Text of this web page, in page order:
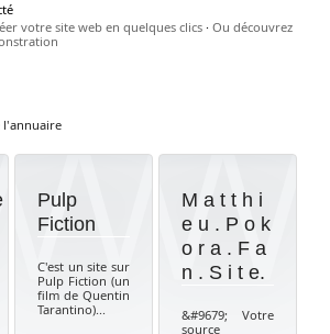
votre site web en quelques clics · Ou découvrez
l'annuaire
Pulp
Fiction
C'est un site sur
Pulp Fiction (un
film de Quentin
Tarantino)...
M a t t h i
e u . P o k
o r a . F a
n . S i t e.
&#9679; Votre
source